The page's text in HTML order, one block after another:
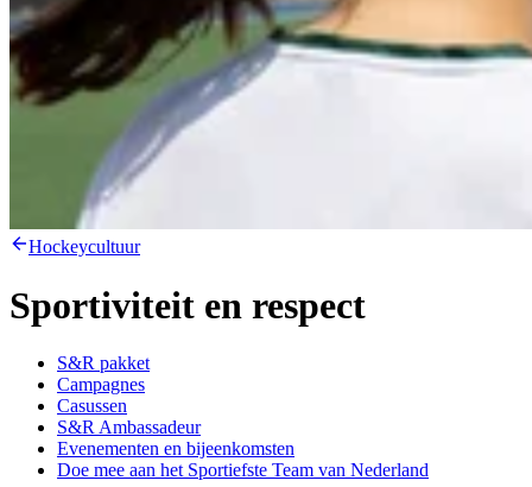
Hockeycultuur
Sportiviteit en respect
S&R pakket
Campagnes
Casussen
S&R Ambassadeur
Evenementen en bijeenkomsten
Doe mee aan het Sportiefste Team van Nederland